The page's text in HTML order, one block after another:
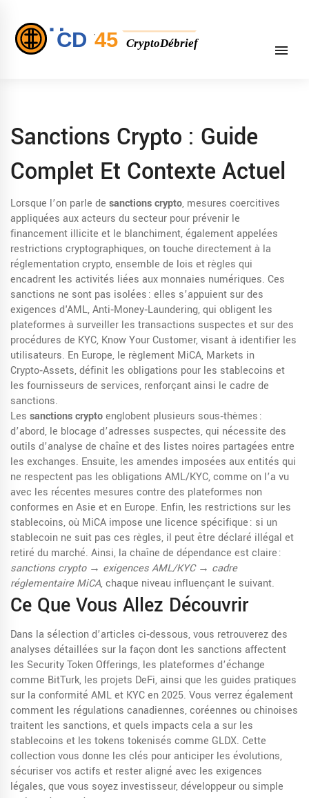
Sanctions Crypto : Guide
Complet Et Contexte Actuel
Lorsque l’on parle de sanctions crypto, mesures coercitives
appliquées aux acteurs du secteur pour prévenir le
financement illicite et le blanchiment, également appelées
restrictions cryptographiques, on touche directement à la
réglementation crypto,ensemble de lois et règles qui
encadrent les activités liées aux monnaies numériques. Ces
sanctions ne sont pas isolées : elles s’appuient sur des
exigences d'AML,Anti‑Money‑Laundering, qui obligent les
plateformes à surveiller les transactions suspectes et sur des
procédures de KYC, Know Your Customer, visant à identifier les
utilisateurs. En Europe, le règlement MiCA, Markets in
Crypto‑Assets, définit les obligations pour les stablecoins et
les fournisseurs de services, renforçant ainsi le cadre de
sanctions.
Les sanctions cryptoenglobent plusieurs sous‑thèmes :
d’abord, le blocage d’adresses suspectes, qui nécessite des
outils d’analyse de chaîne et des listes noires partagées entre
les exchanges. Ensuite, les amendes imposées aux entités qui
ne respectent pas les obligations AML/KYC, comme on l’a vu
avec les récentes mesures contre des plateformes non
conformes en Asie et en Europe. Enfin, les restrictions sur les
stablecoins, où MiCA impose une licence spécifique : si un
stablecoin ne suit pas ces règles, il peut être déclaré illégal et
retiré du marché. Ainsi, la chaîne de dépendance est claire :
sanctions crypto → exigences AML/KYC → cadre
réglementaire MiCA, chaque niveau influençant le suivant.
Ce Que Vous Allez Découvrir
Dans la sélection d’articles ci‑dessous, vous retrouverez des
analyses détaillées sur la façon dont les sanctions affectent
les Security Token Offerings, les plateformes d’échange
comme BitTurk, les projets DeFi, ainsi que les guides pratiques
sur la conformité AML et KYC en 2025. Vous verrez également
comment les régulations canadiennes, coréennes ou chinoises
traitent les sanctions, et quels impacts cela a sur les
stablecoins et les tokens tokenisés comme GLDX. Cette
collection vous donne les clés pour anticiper les évolutions,
sécuriser vos actifs et rester aligné avec les exigences
légales, que vous soyez investisseur, développeur ou simple